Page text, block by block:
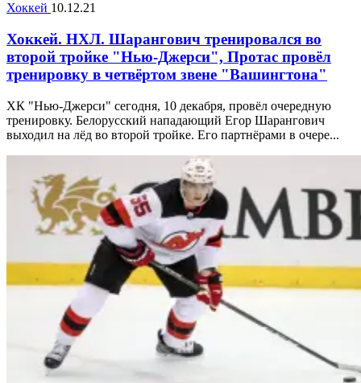
Хоккей 10.12.21
Хоккей. НХЛ. Шарангович тренировался во
второй тройке "Нью-Джерси", Протас провёл
тренировку в четвёртом звене "Вашингтона"
ХК "Нью-Джерси" сегодня, 10 декабря, провёл очередную
тренировку. Белорусский нападающий Егор Шарангович
выходил на лёд во второй тройке. Его партнёрами в очере...